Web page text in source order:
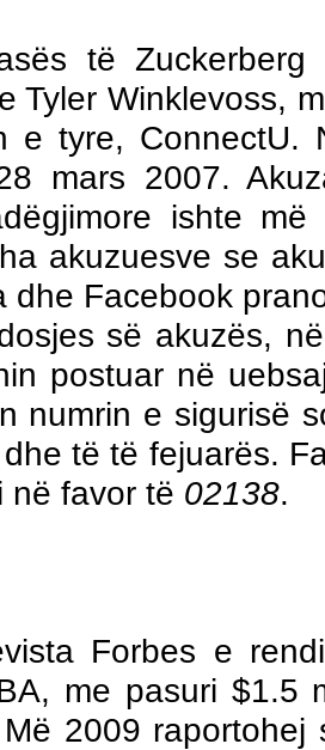
të Zuckerberg
Tyler Winklevoss,
e tyre,
mars 2007.
ishte
akuzuesve se
dhe Facebook
së akuzës,
postuar në
numrin e sigurisë
të të fejuarës.
në favor të 02138.
Forbes e
me pasuri $1.5
2009